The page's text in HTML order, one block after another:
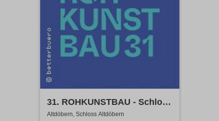
31. ROHKUNSTBAU - Schloss
Altdöbern
Altdöbern, Schloss Altdöbern